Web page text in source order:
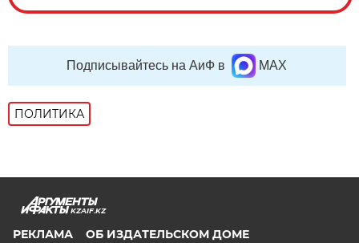
Подписывайтесь на АиФ в MAX
ПОЛИТИКА
KZAIF.KZ
РЕКЛАМА
ОБ ИЗДАТЕЛЬСКОМ ДОМЕ